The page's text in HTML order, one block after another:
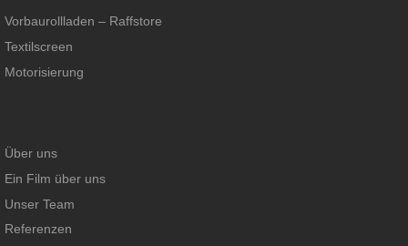
Vorbaurollladen – Raffstore
Textilscreen
Motorisierung
Über uns
Ein Film über uns
Unser Team
Referenzen